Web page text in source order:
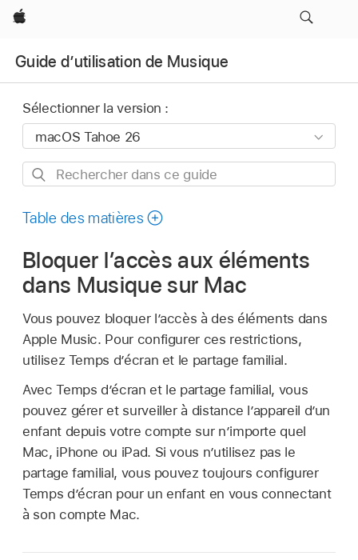
Apple
Guide d’utilisation de Musique
Sélectionner la version :
Rechercher
ce
Table des matières
Bloquer l’accès aux éléments
dans Musique sur Mac
Vous pouvez bloquer l’accès à des éléments dans
Apple Music. Pour configurer ces restrictions,
utilisez Temps d’écran et le partage familial.
Avec Temps d’écran et le partage familial, vous
pouvez gérer et surveiller à distance l’appareil d’un
enfant depuis votre compte sur n’importe quel
Mac, iPhone ou iPad. Si vous n’utilisez pas le
partage familial, vous pouvez toujours configurer
Temps d’écran pour un enfant en vous connectant
à son compte Mac.